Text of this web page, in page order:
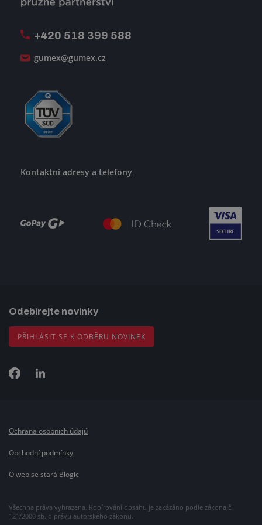
+420 518 399 588
gumex@gumex.cz
Kontaktní adresy a telefony
Firemní časopis Géčko
Odebírejte novinky
PŘIHLÁSIT SE K ODBĚRU NOVINEK
Všechna práva vyhrazena. Kopírování obsahu je zakázáno podle zákona č.
121/2000 sb. o právu autorského zákonu.
Ochrana osobních údajů
Obchodní podmínky
O web se stará Blogic